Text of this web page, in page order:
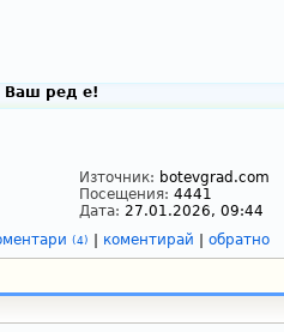
Ваш ред е!
Източник: botevgrad.com
Посещения: 4441
Дата: 27.01.2026, 09:44
(4) коментирай обратно